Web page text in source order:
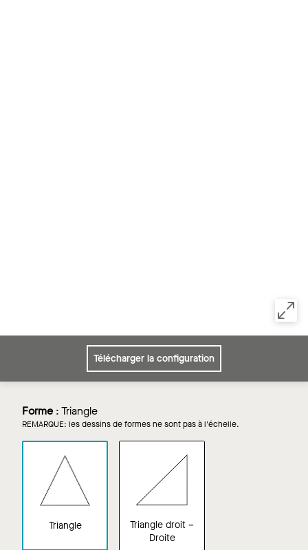
Télécharger la configuration
Forme :Triangle
REMARQUE: les dessins de formes ne sont pas à l'échelle.
Triangle
Triangle droit –
Droite